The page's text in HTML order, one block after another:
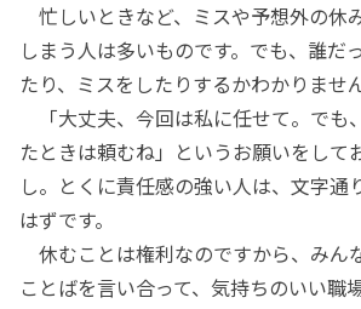
忙しいときなど、ミスや予想外の休
しまう人は多いものです。でも、誰だ
たり、ミスをしたりするかわかりません
「大丈夫、今回は私に任せて。でも
たときは頼むね」というお願いをして
し。とくに責任感の強い人は、文字通
はずです。
休むことは権利なのですから、みん
ことばを言い合って、気持ちのいい職